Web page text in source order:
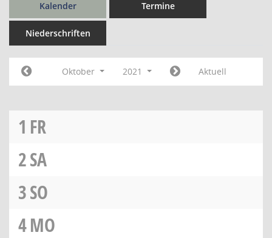
Kalender Termine
Niederschriften
Oktober 2021 Aktuell
1 FR
2SA
3SO
4MO